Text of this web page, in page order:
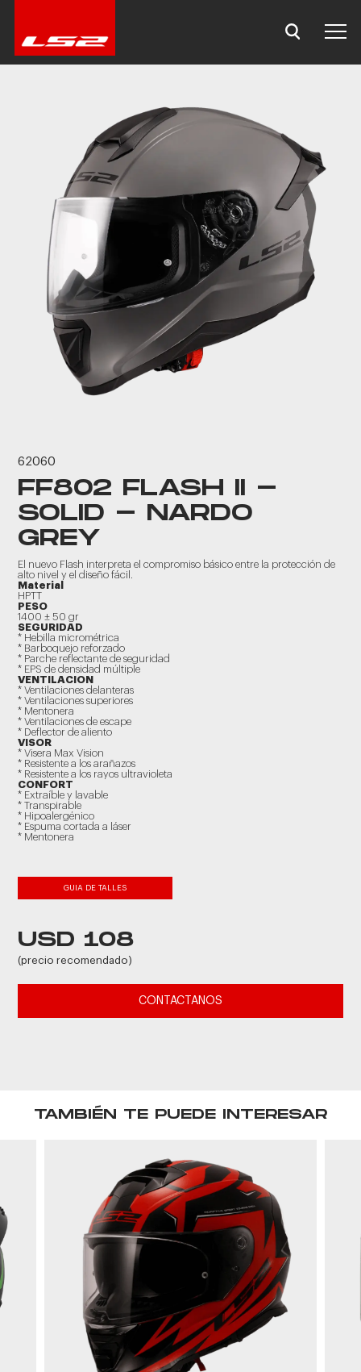
62060
FF802 FLASH II -
SOLID - NARDO
GREY
El nuevo Flash interpreta el compromiso básico entre la protección de
alto nivel y el diseño fácil.
Material
HPTT
PESO
1400 ± 50 gr
SEGURIDAD
* Hebilla micrométrica
* Barboquejo reforzado
* Parche reflectante de seguridad
* EPS de densidad múltiple
VENTILACION
* Ventilaciones delanteras
* Ventilaciones superiores
* Mentonera
* Ventilaciones de escape
* Deflector de aliento
VISOR
* Visera Max Vision
* Resistente a los arañazos
* Resistente a los rayos ultravioleta
CONFORT
* Extraíble y lavable
* Transpirable
* Hipoalergénico
* Espuma cortada a láser
* Mentonera
GUIA DE TALLES
USD 108
(precio recomendado)
CONTACTANOS
TAMBIÉN TE PUEDE INTERESAR